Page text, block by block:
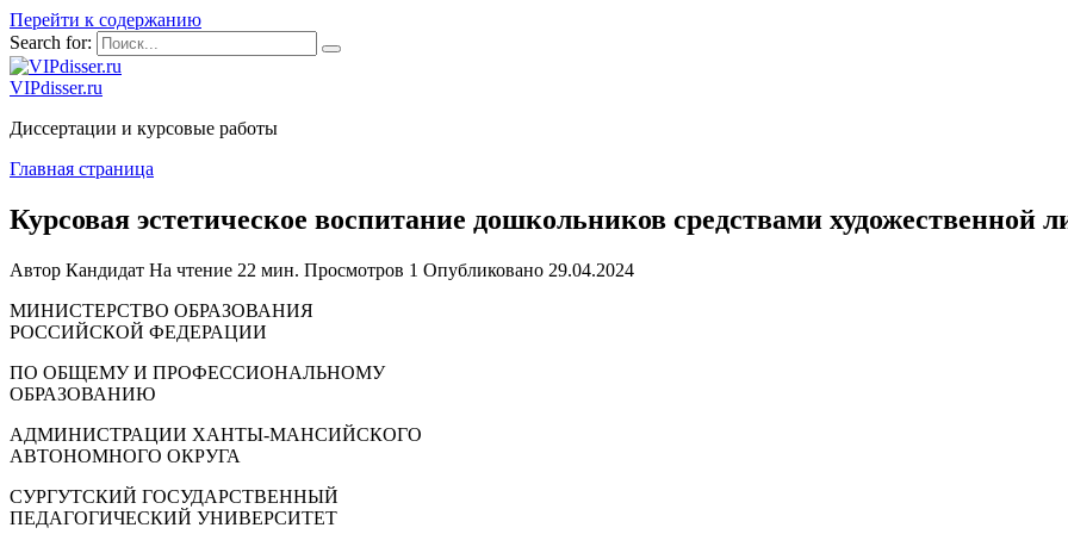
Перейти к содержанию
Search for:
VIPdisser.ru
Диссертации и курсовые работы
Главная страница
Курсовая эстетическое воспитание дошкольников средствами художественной
Автор Кандидат На чтение 22 мин. Просмотров 1 Опубликовано 29.04.2024
МИНИСТЕРСТВО ОБРАЗОВАНИЯ
РОССИЙСКОЙ ФЕДЕРАЦИИ
ПО ОБЩЕМУ И ПРОФЕССИОНАЛЬНОМУ
ОБРАЗОВАНИЮ
АДМИНИСТРАЦИИ ХАНТЫ-МАНСИЙСКОГО
АВТОНОМНОГО ОКРУГА
СУРГУТСКИЙ ГОСУДАРСТВЕННЫЙ
ПЕДАГОГИЧЕСКИЙ УНИВЕРСИТЕТ